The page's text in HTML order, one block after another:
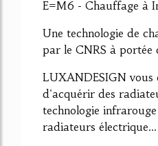
E=M6 - Chauffage à
Une technologie de
par le CNRS à portée
LUXANDESIGN
d'acquérir des
technologie
radiateurs électrique...